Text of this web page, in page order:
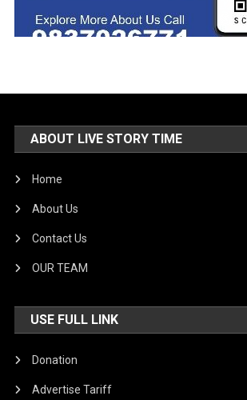
ABOUT LIVE STORY TIME
Home
About Us
Contact Us
OUR TEAM
USE FULL LINK
Donation
Advertise Tariff